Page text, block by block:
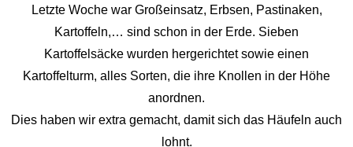
Letzte Woche war Großeinsatz, Erbsen, Pastinaken,
Kartoffeln,… sind schon in der Erde. Sieben
Kartoffelsäcke wurden hergerichtet sowie einen
Kartoffelturm, alles Sorten, die ihre Knollen in der Höhe
anordnen.
Dies haben wir extra gemacht, damit sich das Häufeln auch
lohnt.